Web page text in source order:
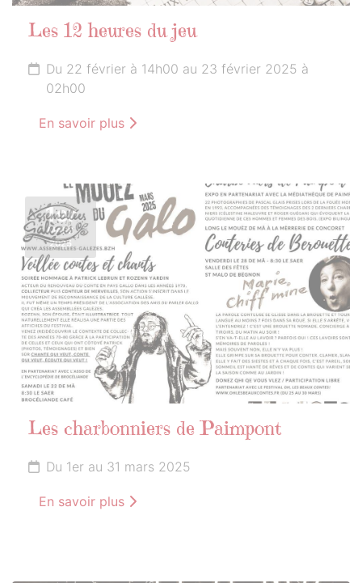
Les 12 heures du jeu
Du 22 février à 14h00 au 23 février 2025 à
02h00
En savoir plus
1er
MARS
2025
Les charbonniers de Paimpont
Du 1er au 31 mars 2025
En savoir plus